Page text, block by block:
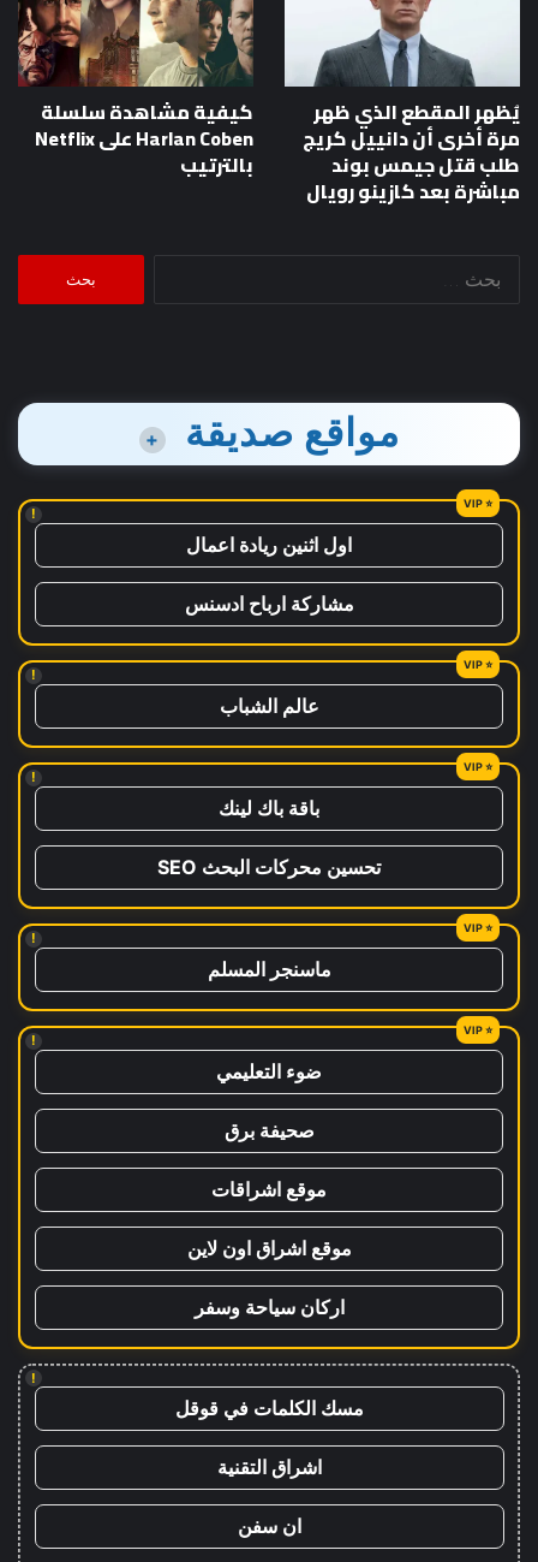
يُظهر المقطع الذي ظهر
مرة أخرى أن دانييل كريج
طلب قتل جيمس بوند
مباشرة بعد كازينو رويال
كيفية مشاهدة سلسلة
Harlan Coben على Netflix
بالترتيب
مواقع صديقة +
!
اول اثنين ريادة اعمال
مشاركة ارباح ادسنس
!
عالم الشباب
!
باقة باك لينك
تحسين محركات البحث SEO
!
ماسنجر المسلم
!
ضوء التعليمي
صحيفة برق
موقع اشراقات
موقع اشراق اون لاين
اركان سياحة وسفر
!
مسك الكلمات في قوقل
اشراق التقنية
ان سفن